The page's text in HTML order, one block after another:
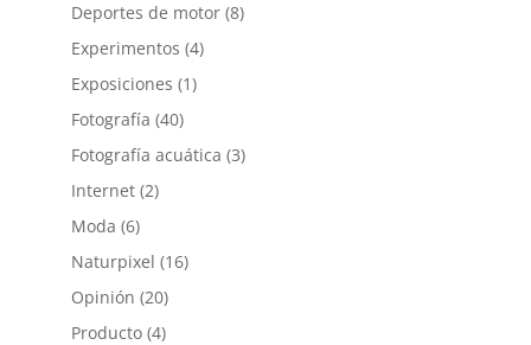
Deportes de motor(8)
Experimentos (4)
Exposiciones (1)
Fotografía (40)
Fotografía acuática (3)
Internet(2)
Moda (6)
Naturpixel (16)
Opinión (20)
Producto(4)